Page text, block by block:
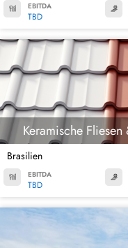
EBITDA
TBD
Keramische
Brasilien
EBITDA
TBD